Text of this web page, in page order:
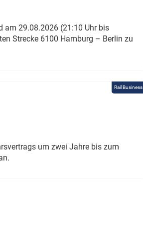
am 29.08.2026 (21:10 Uhr bis
Strecke 6100 Hamburg – Berlin zu
Rail Business
um zwei Jahre bis zum